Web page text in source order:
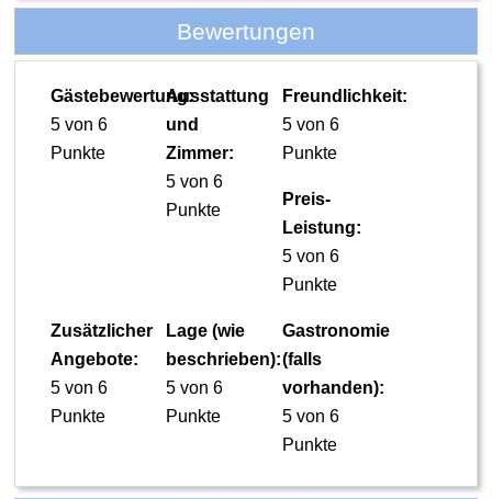
Bewertungen
Gästebewertung:
5 von 6
Punkte
Ausstattung
und
Zimmer:
5 von 6
Punkte
Freundlichkeit:
5 von 6
Punkte
Preis-
Leistung:
5 von 6
Punkte
Zusätzlicher
Angebote:
5 von 6
Punkte
Lage (wie
beschrieben):
5 von 6
Punkte
Gastronomie
(falls
vorhanden):
5 von 6
Punkte